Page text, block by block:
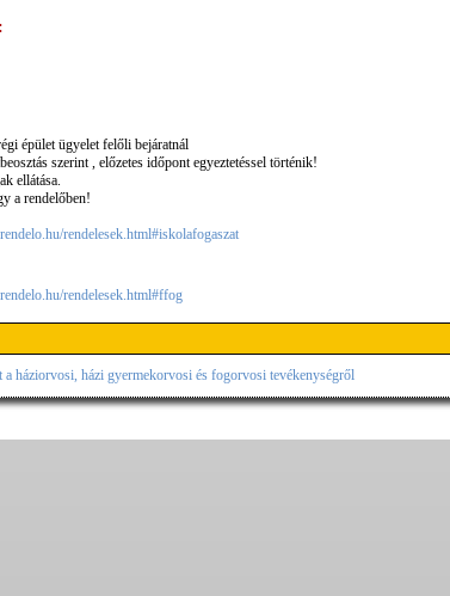
épület ügyelet felőli bejáratnál
szerint , előzetes időpont egyeztetéssel történik!
ellátása.
a rendelőben!
rendelesek.html#iskolafogaszat
rendelesek.html#ffog
háziorvosi, házi gyermekorvosi és fogorvosi tevékenységről